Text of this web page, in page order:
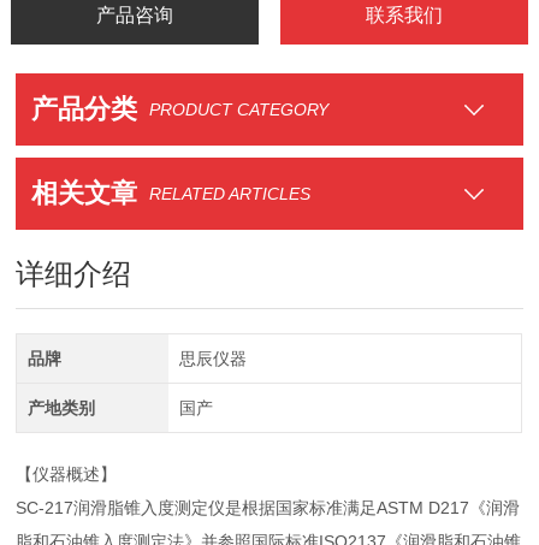
产品咨询 联系我们
产品分类 PRODUCT CATEGORY
相关文章 RELATED ARTICLES
详细介绍
品牌 思辰仪器
产地类别 国产
【仪器概述】
SC-217润滑脂锥入度测定仪是根据国家标准满足ASTM D217《润滑